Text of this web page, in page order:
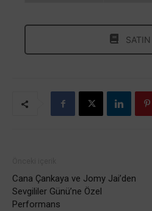
SATIN
Cana Çankaya ve Jomy Jai’den
Sevgililer Günü’ne Özel
Performans